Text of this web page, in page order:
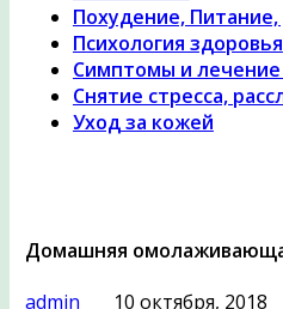
Похудение,
Психология здоровья
Симптомы и лечение
Снятие стресса,
Уход за кожей
Домашняя
admin
10 октября, 2018